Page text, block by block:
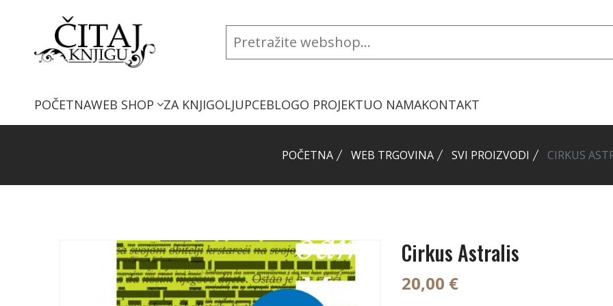
POČETNAWEB SHOP ZA KNJIGOLJUPCEBLOGO PROJEKTUO NAMAKONTAKT
POČETNA WEB TRGOVINA SVI PROIZVODI CIRKUS
Cirkus Astralis
20,00 €